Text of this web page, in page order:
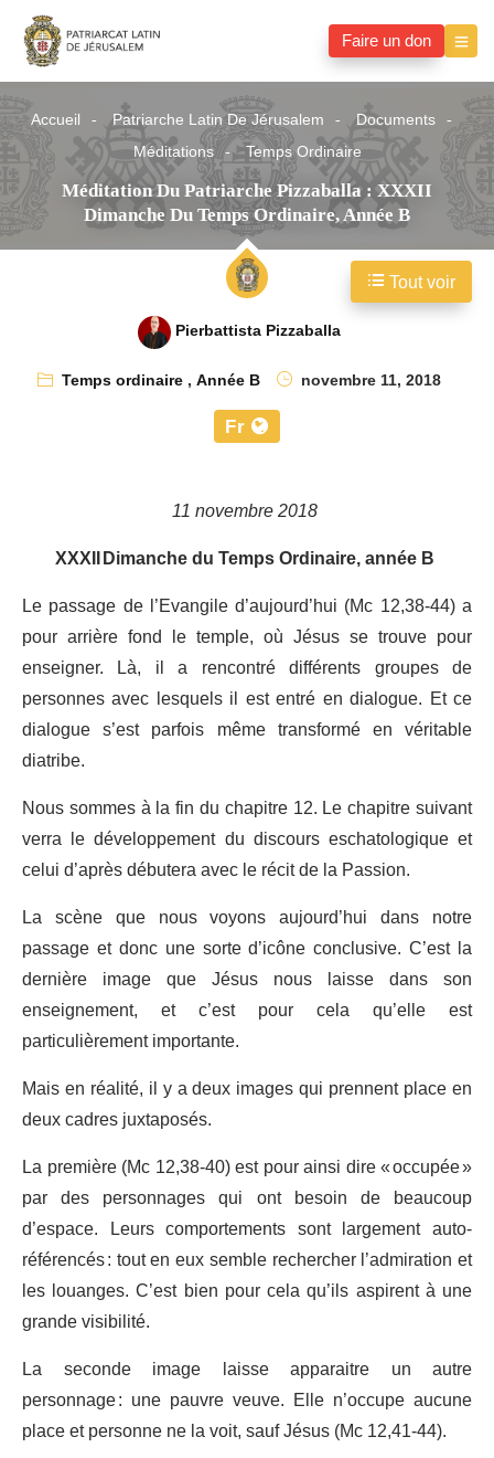
Faire un don
Accueil Patriarche Latin De Jérusalem
Documents
Méditations
Temps Ordinaire
Méditation Du Patriarche Pizzaballa : XXXII
Dimanche Du Temps Ordinaire, Année B
Pierbattista Pizzaballa
Temps ordinaire,Année B novembre 11, 2018
Fr
11 novembre 2018
XXXII Dimanche du Temps Ordinaire, année B
Le passage de l’Evangile d’aujourd’hui (Mc 12,38-44) a
pour arrière fond le temple, où Jésus se trouve pour
enseigner. Là, il a rencontré différents groupes de
personnes avec lesquels il est entré en dialogue. Et ce
dialogue s’est parfois même transformé en véritable
diatribe.
Nous sommes à la fin du chapitre 12. Le chapitre suivant
verra le développement du discours eschatologique et
celui d’après débutera avec le récit de la Passion.
La scène que nous voyons aujourd’hui dans notre
passage et donc une sorte d’icône conclusive. C’est la
dernière image que Jésus nous laisse dans son
enseignement, et c’est pour cela qu’elle est
particulièrement importante.
Mais en réalité, il y a deux images qui prennent place en
deux cadres juxtaposés.
La première (Mc 12,38-40) est pour ainsi dire « occupée »
par des personnages qui ont besoin de beaucoup
d’espace. Leurs comportements sont largement auto-
référencés : tout en eux semble rechercher l’admiration et
les louanges. C’est bien pour cela qu’ils aspirent à une
grande visibilité.
La seconde image laisse apparaitre un autre
personnage : une pauvre veuve. Elle n’occupe aucune
place et personne ne la voit, sauf Jésus (Mc 12,41-44).
Tout voir